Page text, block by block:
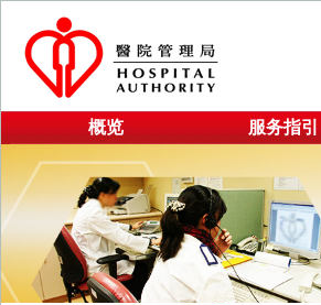
概览 服务指引